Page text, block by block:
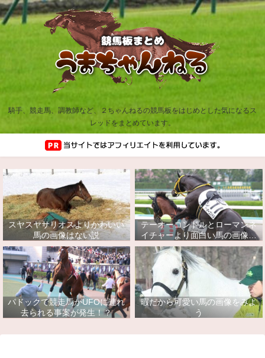
騎手、競走馬、調教師など、２ちゃんねるの競馬板をはじめとした気になるス
レッドをまとめています。
スヤスヤサリオスよりかわいい
馬の画像はない説
テーオーコンドルとローマンネ
イチャーより面白い馬の画像っ
てあるの？
パドックで競走馬がUFOに連れ
去られる事案が発生！？
暇だから可愛い馬の画像をみよ
う